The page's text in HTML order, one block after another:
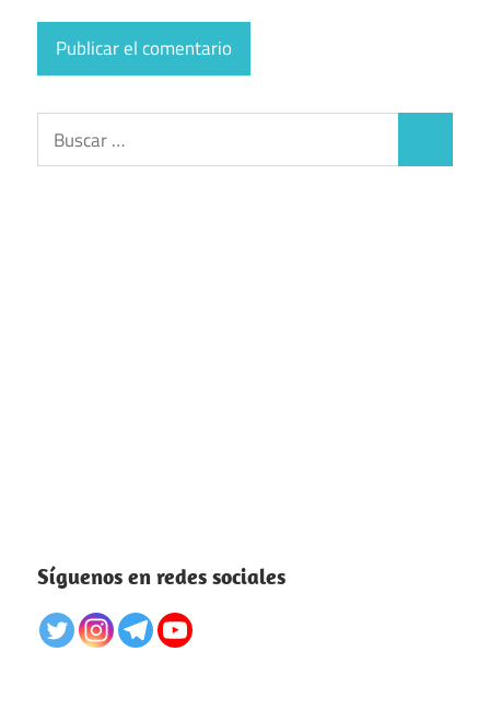
Buscar:
Síguenos en redes sociales